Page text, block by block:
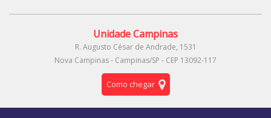
Unidade Campinas
R. Augusto César de Andrade, 1531
Nova Campinas - Campinas/SP - CEP 13092-117
Como chegar